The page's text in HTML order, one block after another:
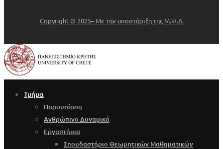
Copyright © 2025– Με την υποστήριξη της Μ.Ψ.Δ.
Τμήμα
Παρουσίαση
Ανθρώπινο Δυναμικό
Εργαστήρια
Σπουδαστήριο Θεωρητικών Μαθηματικών